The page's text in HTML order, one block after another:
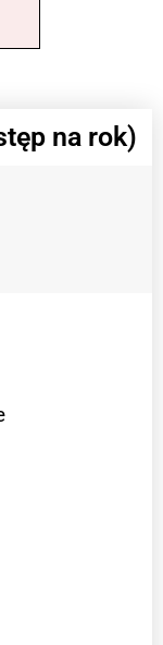
na rok)